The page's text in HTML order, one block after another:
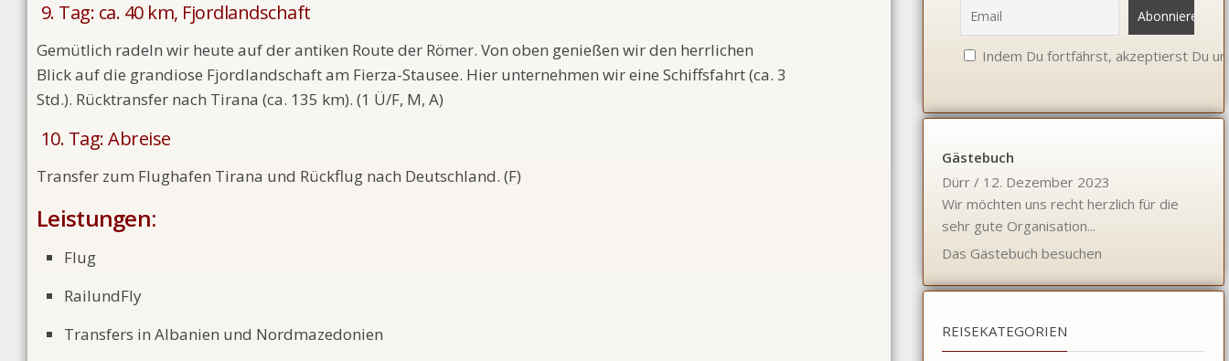
9. Tag: ca. 40 km, Fjordlandschaft
Gemütlich radeln wir heute auf der antiken Route der Römer. Von oben genießen wir den herrlichen
Blick auf die grandiose Fjordlandschaft am Fierza-Stausee. Hier unternehmen wir eine Schiffsfahrt (ca. 3
Std.). Rücktransfer nach Tirana (ca. 135 km). (1 Ü/F, M, A)
10. Tag: Abreise
Transfer zum Flughafen Tirana und Rückflug nach Deutschland. (F)
Leistungen:
Flug
RailundFly
Transfers in Albanien und Nordmazedonien
Indem Du fortfährst, akzeptierst Du
Gästebuch
Dürr / 12. Dezember 2023
Wir möchten uns recht herzlich für die
sehr gute Organisation...
Das Gästebuch besuchen
REISEKATEGORIEN